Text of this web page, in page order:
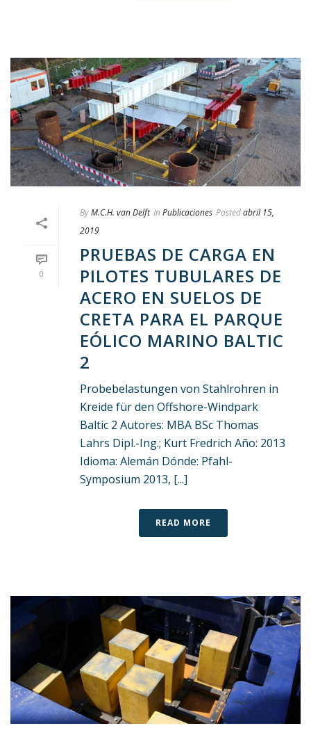
0
ByM.C.H. van Delft In Publicaciones Postedabril 15,
2019
PRUEBAS DE CARGA EN
PILOTES TUBULARES DE
ACERO EN SUELOS DE
CRETA PARA EL PARQUE
EÓLICO MARINO BALTIC
2
Probebelastungen von Stahlrohren in
Kreide für den Offshore-Windpark
Baltic 2 Autores: MBA BSc Thomas
Lahrs Dipl.-Ing.; Kurt Fredrich Año: 2013
Idioma: Alemán Dónde: Pfahl-
Symposium 2013, [...]
READ MORE